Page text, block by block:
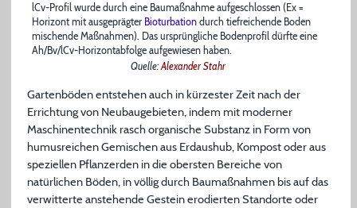
lCv-Profil wurde durch eine Baumaßnahme aufgeschlossen (Ex =
Horizont mit ausgeprägter Bioturbation durch tiefreichende Boden
mischende Maßnahmen). Das ursprüngliche Bodenprofil dürfte eine
Ah/Bv/lCv-Horizontabfolge aufgewiesen haben.
Quelle:Alexander Stahr
Gartenböden entstehen auch in kürzester Zeit nach der
Errichtung von Neubaugebieten, indem mit moderner
Maschinentechnik rasch organische Substanz in Form von
humusreichen Gemischen aus Erdaushub, Kompost oder aus
speziellen Pflanzerden in die obersten Bereiche von
natürlichen Böden, in völlig durch Baumaßnahmen bis auf das
verwitterte anstehende Gestein erodierten Standorte oder